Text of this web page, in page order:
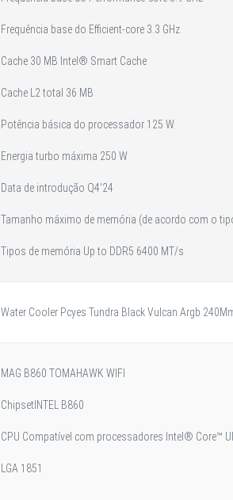
Frequência base do Efficient-core 3.3 GHz
Cache 30 MB Intel® Smart Cache
Cache L2 total 36 MB
Potência básica do processador 125 W
Energia turbo máxima 250 W
Data de introdução Q4'24
Tamanho máximo de memória (de acordo com o
Tipos de memória Up to DDR5 6400 MT/s
Water Cooler Pcyes Tundra Black Vulcan Argb
MAG B860 TOMAHAWK WIFI
Chipset INTEL B860
CPU Compatível com processadores Intel® Core™
LGA 1851